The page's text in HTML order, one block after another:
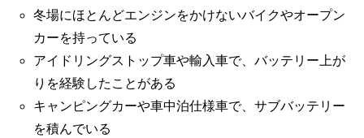
冬場にほとんどエンジンをかけないバイクやオープン
カーを持っている
アイドリングストップ車や輸入車で、バッテリー上が
りを経験したことがある
キャンピングカーや車中泊仕様車で、サブバッテリー
を積んでいる